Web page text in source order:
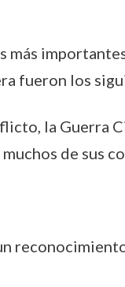
fueron los
la Guerra
de sus